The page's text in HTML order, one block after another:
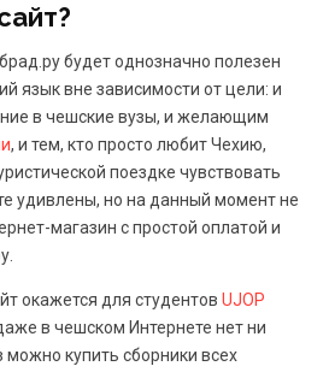
будет однозначно полезен
язык вне зависимости от цели: и
в чешские вузы, и желающим
, и тем, кто просто любит Чехию,
поездке чувствовать
удивлены, но на данный момент не
магазин с простой оплатой и
окажется для студентов UJOP
в чешском Интернете нет ни
можно купить сборники всех